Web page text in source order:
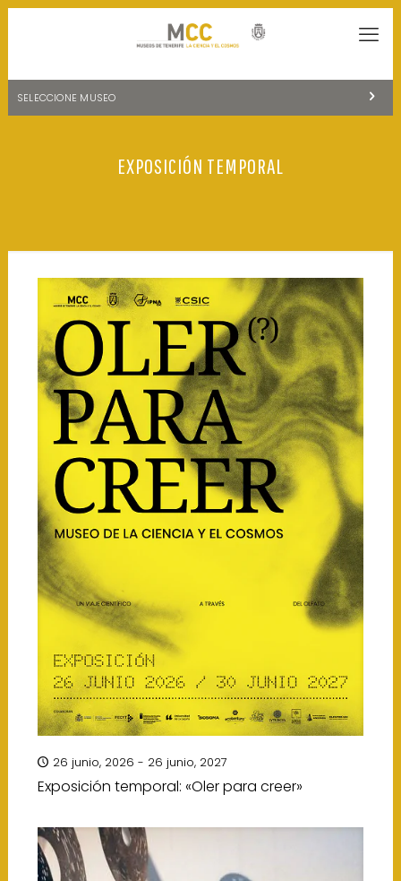
SELECCIONE MUSEO
NATURALEZA Y ARQUEOLOGÍA
CENTRO DE DOCUMENTACIÓN DE CANARIAS Y AMÉRICA
CUEVA DEL VIENTO
EXPOSICIÓN TEMPORAL
26 junio, 2026 - 26 junio, 2027
Exposición temporal: «Oler para creer»